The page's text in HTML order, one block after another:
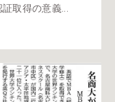
取得の意義...